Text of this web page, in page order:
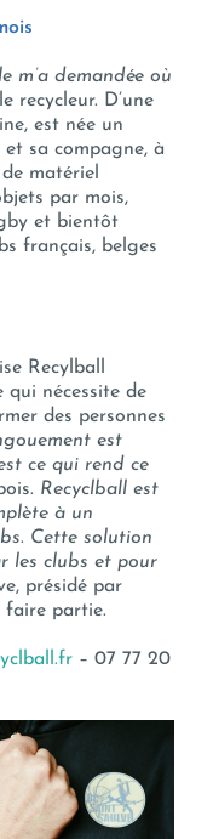
m’a demandée où
recycleur. D’une
est née un
sa compagne, à
matériel
par mois,
et bientôt
français, belges
Recylball
nécessite de
des personnes
est
ce qui rend ce
Recyclball est
à un
. Cette solution
les clubs et pour
présidé par
faire partie.
– 07 77 20